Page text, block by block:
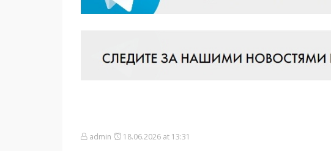
admin 18.06.2026 at 13:31